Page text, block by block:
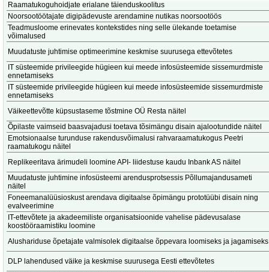
Raamatukoguhoidjate erialane täienduskoolitus
Noorsootöötajate digipädevuste arendamine nutikas noorsootöös
Teadmusloome erinevates kontekstides ning selle ülekande toetamise
võimalused
Muudatuste juhtimise optimeerimine keskmise suurusega ettevõtetes
IT süsteemide privileegide hügieen kui meede infosüsteemide sissemurdmiste
ennetamiseks
IT süsteemide privileegide hügieen kui meede infosüsteemide sissemurdmiste
ennetamiseks
Väikeettevõtte küpsustaseme tõstmine OÜ Resta näitel
Õpilaste vaimseid baasvajadusi toetava tõsimängu disain ajalootundide näitel
Emotsionaalse turunduse rakendusvõimalusi rahvaraamatukogus Peetri
raamatukogu näitel
Replikeeritava ärimudeli loomine API- liidestuse kaudu Inbank AS näitel
Muudatuste juhtimine infosüsteemi arendusprotsessis Põllumajandusameti
näitel
Foneemanalüüsioskust arendava digitaalse õpimängu prototüübi disain ning
evalveerimine
IT-ettevõtete ja akadeemiliste organisatsioonide vahelise pädevusalase
koostööraamistiku loomine
Alushariduse õpetajate valmisolek digitaalse õppevara loomiseks ja jagamiseks
DLP lahendused väike ja keskmise suurusega Eesti ettevõtetes